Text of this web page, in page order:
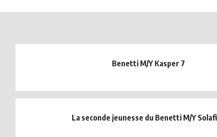
Benetti M/Y Kasper 7
La seconde jeunesse du Benetti M/Y